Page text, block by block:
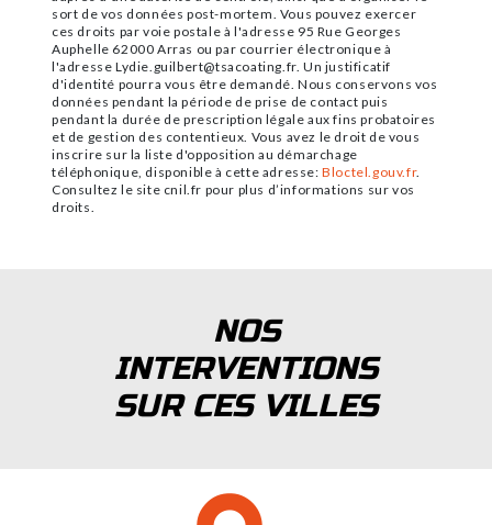
sort de vos données post-mortem. Vous pouvez exercer
ces droits par voie postale à l'adresse 95 Rue Georges
Auphelle 62000 Arras ou par courrier électronique à
l'adresse Lydie.guilbert@tsacoating.fr. Un justificatif
d'identité pourra vous être demandé. Nous conservons vos
données pendant la période de prise de contact puis
pendant la durée de prescription légale aux fins probatoires
et de gestion des contentieux. Vous avez le droit de vous
inscrire sur la liste d'opposition au démarchage
téléphonique, disponible à cette adresse:Bloctel.gouv.fr.
Consultez le site cnil.fr pour plus d’informations sur vos
droits.
NOS
INTERVENTIONS
SUR CES VILLES